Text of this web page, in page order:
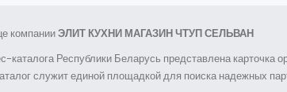
компанииЭЛИТ КУХНИ МАГАЗИН ЧТУП СЕЛЬВАН
каталога Республики Беларусь представлена
служит единой площадкой для поиска надежных